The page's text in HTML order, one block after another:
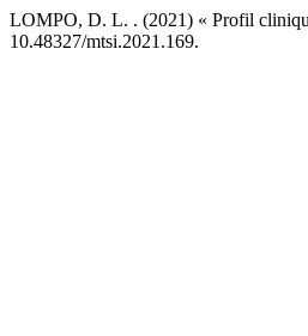
LOMPO, D. L. . (2021) « Profil
10.48327/mtsi.2021.169.